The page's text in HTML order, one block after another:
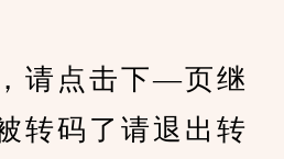
点击下—页继
转码了请退出转